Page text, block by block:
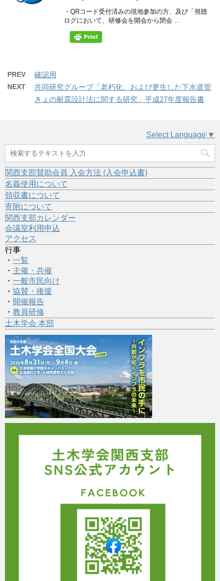
・QRコード受付済みの現地参加の方、及び「視聴
ログにおいて、研修会を開会から閉会 ...
PREV 確認用
NEXT
共同研究グループ「老朽化、および更生した下水道管
きょの耐震設計法に関する研究」平成27年度報告書
Select Language ▼
関西支部賛助会員 入会方法 (入会申込書)
名義使用について
領収書について
寄附について
関西支部カレンダー
会議室利用申込
アクセス
行事
・ 一覧
・ 主催・共催
・ 一般市民向け
・ 協賛・後援
・ 開催報告
・ 教員研修
土木学会 本部